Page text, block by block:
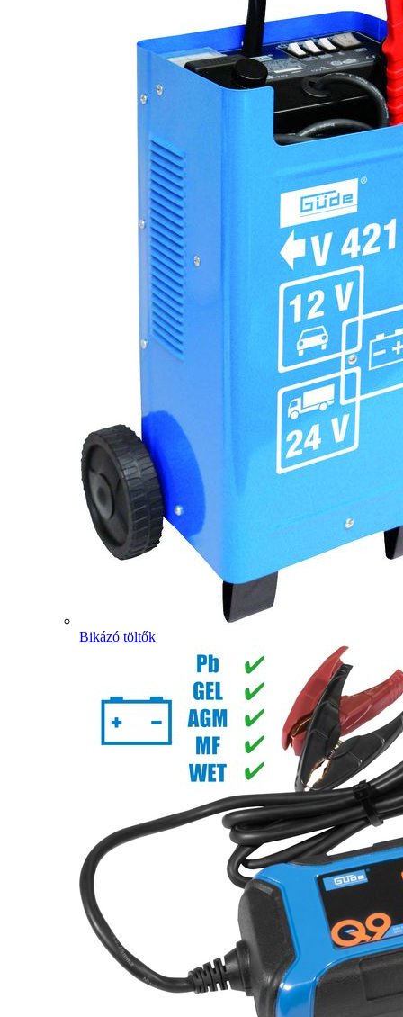
Bikázó töltők